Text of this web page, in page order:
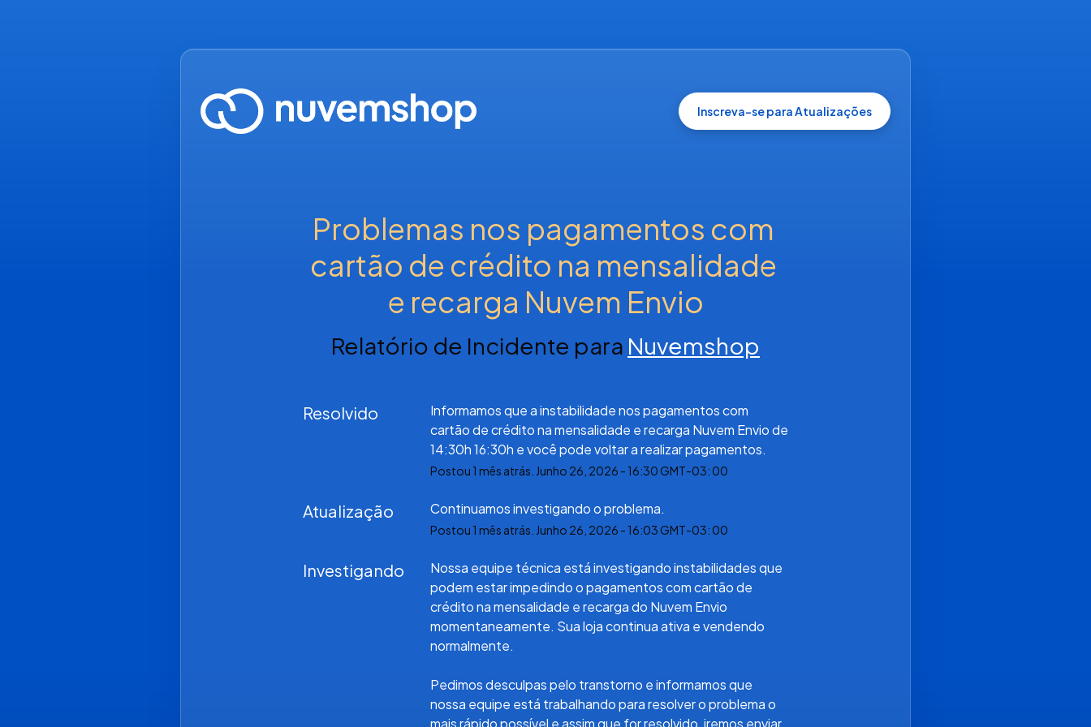
Inscreva-se para Atualizações
Problemas nos pagamentos com
cartão de crédito na mensalidade
e recarga Nuvem Envio
Relatório de Incidente para Nuvemshop
Resolvido
Informamos que a instabilidade nos pagamentos com
cartão de crédito na mensalidade e recarga Nuvem Envio de
14:30h 16:30h e você pode voltar a realizar pagamentos.
Postou 1 mês atrás. Junho 26 2026 - 16:30GMT-03: 00
Atualização Continuamos investigando o problema.
Postou 1 mês atrás. Junho 26 2026 - 16:03GMT-03: 00
Investigando
Nossa equipe técnica está investigando instabilidades que
podem estar impedindo o pagamentos com cartão de
crédito na mensalidade e recarga do Nuvem Envio
momentaneamente. Sua loja continua ativa e vendendo
normalmente.
Pedimos desculpas pelo transtorno e informamos que
nossa equipe está trabalhando para resolver o problema o
mais rápido possível e assim que for resolvido, iremos enviar